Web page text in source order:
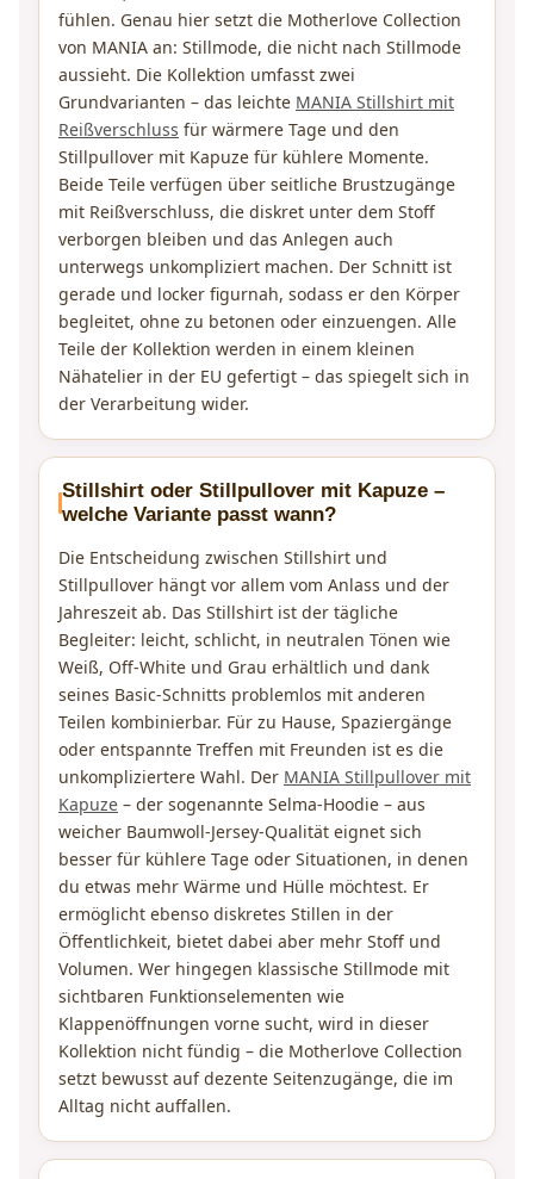
fühlen. Genau hier setzt die Motherlove Collection
von MANIA an: Stillmode, die nicht nach Stillmode
aussieht. Die Kollektion umfasst zwei
Grundvarianten – das leichte MANIA Stillshirt mit
Reißverschluss für wärmere Tage und den
Stillpullover mit Kapuze für kühlere Momente.
Beide Teile verfügen über seitliche Brustzugänge
mit Reißverschluss, die diskret unter dem Stoff
verborgen bleiben und das Anlegen auch
unterwegs unkompliziert machen. Der Schnitt ist
gerade und locker figurnah, sodass er den Körper
begleitet, ohne zu betonen oder einzuengen. Alle
Teile der Kollektion werden in einem kleinen
Nähatelier in der EU gefertigt – das spiegelt sich in
der Verarbeitung wider.
Stillshirt oder Stillpullover mit Kapuze –
welche Variante passt wann?
Die Entscheidung zwischen Stillshirt und
Stillpullover hängt vor allem vom Anlass und der
Jahreszeit ab. Das Stillshirt ist der tägliche
Begleiter: leicht, schlicht, in neutralen Tönen wie
Weiß, Off-White und Grau erhältlich und dank
seines Basic-Schnitts problemlos mit anderen
Teilen kombinierbar. Für zu Hause, Spaziergänge
oder entspannte Treffen mit Freunden ist es die
unkompliziertere Wahl. Der MANIA Stillpullover mit
Kapuze – der sogenannte Selma-Hoodie – aus
weicher Baumwoll-Jersey-Qualität eignet sich
besser für kühlere Tage oder Situationen, in denen
du etwas mehr Wärme und Hülle möchtest. Er
ermöglicht ebenso diskretes Stillen in der
Öffentlichkeit, bietet dabei aber mehr Stoff und
Volumen. Wer hingegen klassische Stillmode mit
sichtbaren Funktionselementen wie
Klappenöffnungen vorne sucht, wird in dieser
Kollektion nicht fündig – die Motherlove Collection
setzt bewusst auf dezente Seitenzugänge, die im
Alltag nicht auffallen.